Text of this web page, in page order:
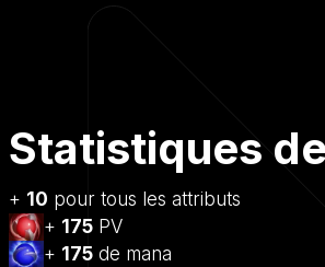
Statistiques
+ 10 pour tous les attributs
+ 175 PV
+ 175 de mana